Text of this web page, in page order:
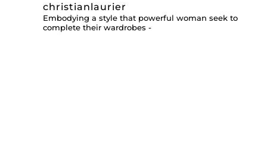
christianlaurier
Embodying a style that powerful woman seek to
complete their wardrobes -